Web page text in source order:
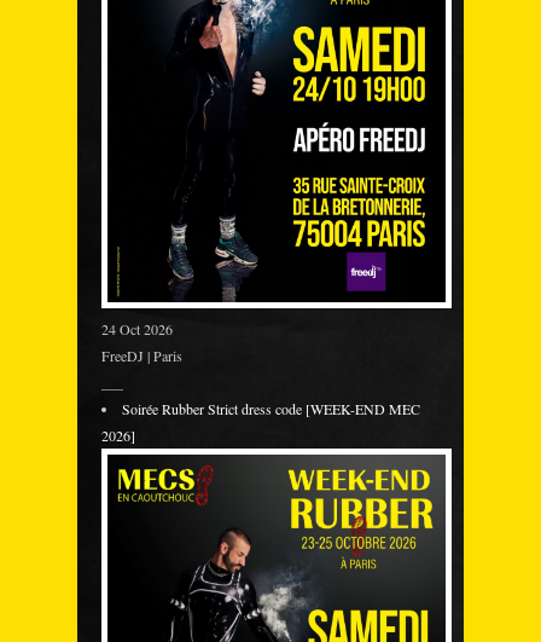
24 Oct 2026
FreeDJ | Paris
Soirée Rubber Strict dress code [WEEK-END MEC
2026]